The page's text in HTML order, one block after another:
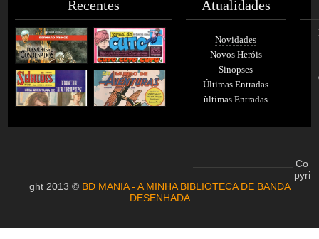
Recentes Atualidades
Novidades
Novos Heróis
Sinopses
Últimas Entradas
ùltimas Entradas
Co
pyri
ght 2013 © BD MANIA - A MINHA BIBLIOTECA DE BANDA
DESENHADA